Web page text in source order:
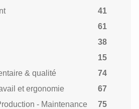
41
61
38
15
& qualité
74
et ergonomie
67
- Maintenance
75